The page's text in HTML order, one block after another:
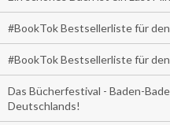
#BookTok Bestsellerliste für
#BookTok Bestsellerliste für
Das Bücherfestival - Baden-
Deutschlands!